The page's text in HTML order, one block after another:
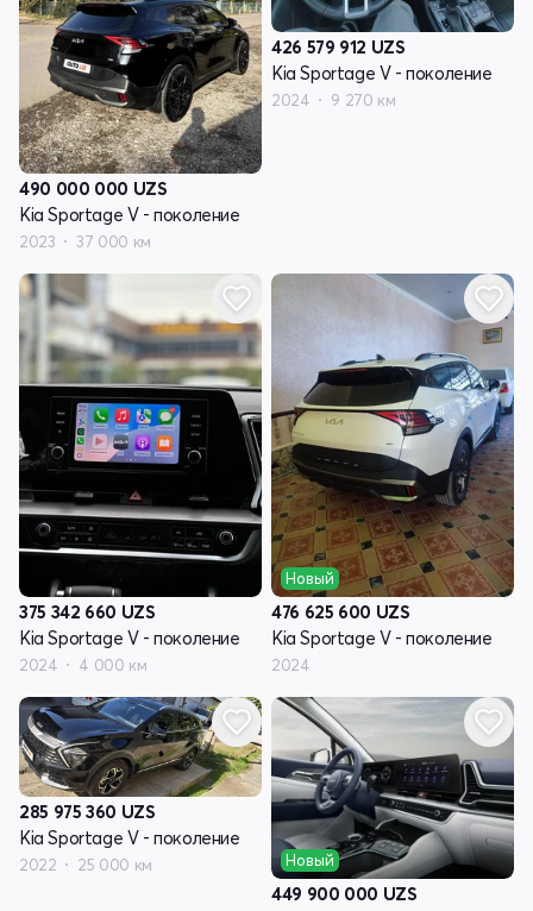
490 000 000 UZS
Kia Sportage V - поколение
2023 37 000 км
426 579 912 UZS
Kia Sportage V - поколение
2024 9 270 км
375 342 660 UZS
Kia Sportage V - поколение
2024 4 000 км
Новый
476 625 600 UZS
Kia Sportage V - поколение
2024
285 975 360 UZS
Kia Sportage V - поколение
2022 25 000 км Новый
449 900 000 UZS